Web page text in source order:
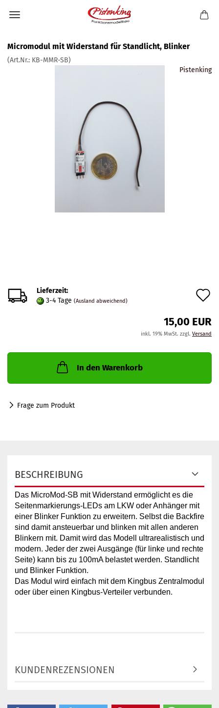
Micromodul mit Widerstand für Standlicht, Blinker
(Art.Nr.: KB-MMR-SB)
Pistenking
Lieferzeit:
3-4 Tage (Ausland abweichend)
15,00 EUR
inkl. 19% MwSt. zzgl. Versand
In den Warenkorb
Frage zum Produkt
BESCHREIBUNG
Das MicroMod-SB mit Widerstand ermöglicht es die
Seitenmarkierungs-LEDs am LKW oder Anhänger mit
einer Blinker Funktion zu erweitern. Selbst die Backfire
sind damit ansteuerbar und blinken mit allen anderen
Blinkern mit. Damit wird das Modell ultrarealistisch und
modern. Jeder der zwei Ausgänge (für linke und rechte
Seite) kann bis zu 100mA belastet werden. Standlicht
und Blinker Funktion.
Das Modul wird einfach mit dem Kingbus Zentralmodul
oder über einen Kingbus-Verteiler verbunden.
KUNDENREZENSIONEN